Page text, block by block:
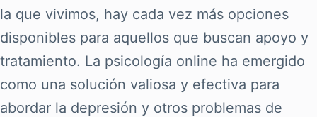
la que vivimos, hay cada vez más opciones
disponibles para aquellos que buscan apoyo y
tratamiento. La psicología online ha emergido
como una solución valiosa y efectiva para
abordar la depresión y otros problemas de